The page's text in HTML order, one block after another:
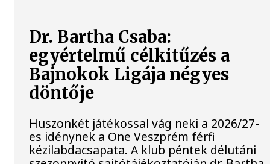
Dr. Bartha Csaba:
egyértelmű célkitűzés a
Bajnokok Ligája négyes
döntője
Huszonkét játékossal vág neki a 2026/27-
es idénynek a One Veszprém férfi
kézilabdacsapata. A klub péntek délutáni